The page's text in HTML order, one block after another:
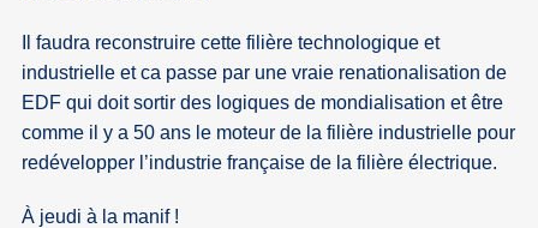
Il faudra reconstruire cette filière technologique et
industrielle et ca passe par une vraie renationalisation de
EDF qui doit sortir des logiques de mondialisation et être
comme il y a 50 ans le moteur de la filière industrielle pour
redévelopper l’industrie française de la filière électrique.
À jeudi à la manif !